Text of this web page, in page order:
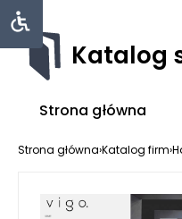
Katalog
Strona główna
Strona główna›Katalog firm›